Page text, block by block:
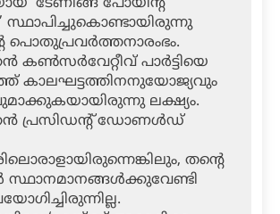
പൊതുപ്രവര്‍ത്തനാരംഭം.
കണ്‍സര്‍വേറ്റീവ് പാര്‍ട്ടിയെ
കാലഘട്ടത്തിനനുയോജ്യവും
ലക്ഷ്യം.
പ്രസിഡന്റ് ഡോണള്‍ഡ്
തന്റെ